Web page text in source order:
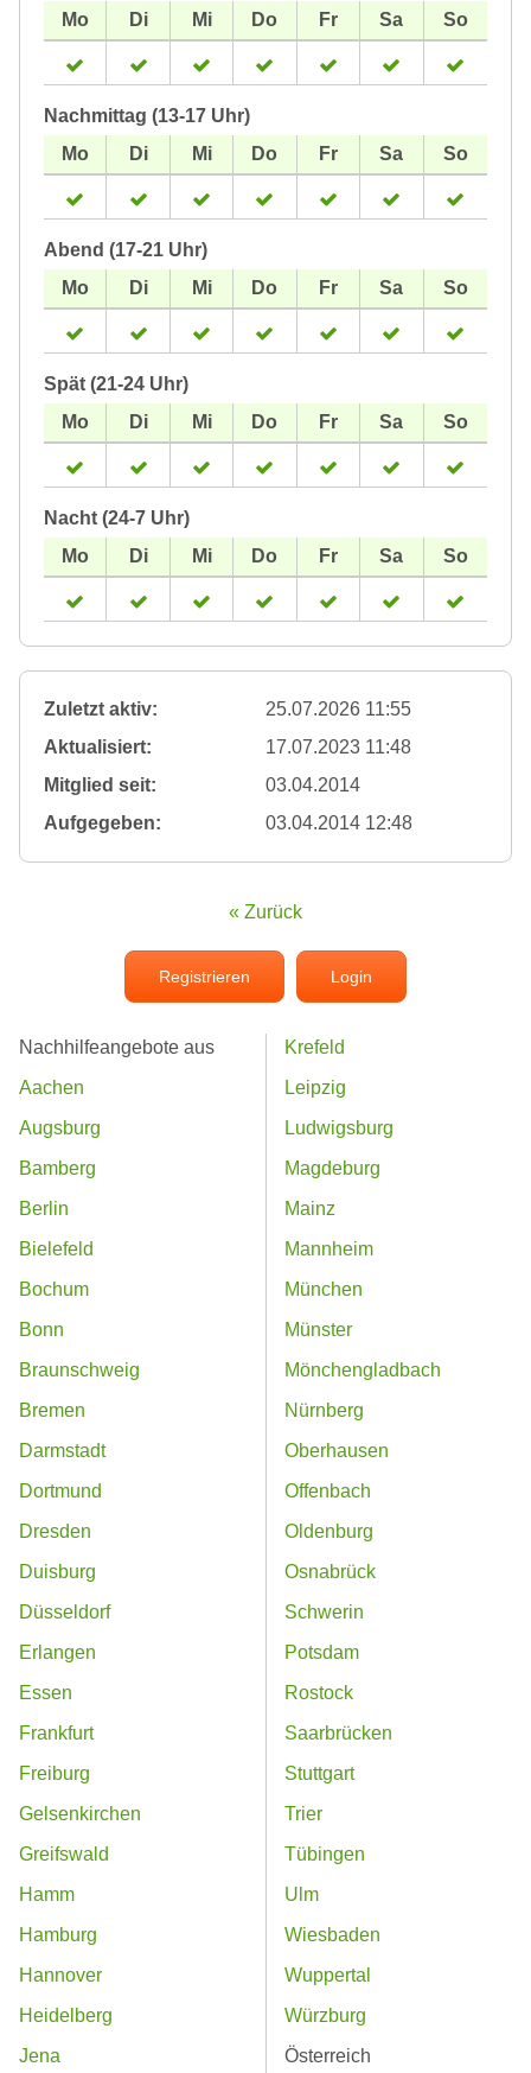
Nachmittag (13-17 Uhr)
Abend (17-21 Uhr)
Spät (21-24 Uhr)
Nacht (24-7 Uhr)
Zuletzt aktiv:
25.07.2026 11:55
Aktualisiert:
17.07.2023 11:48
Mitglied seit:
03.04.2014
Aufgegeben:
03.04.2014 12:48
« Zurück
Registrieren Login
Nachhilfeangebote aus
Aachen
Augsburg
Bamberg
Berlin
Bielefeld
Bochum
Bonn
Braunschweig
Bremen
Darmstadt
Dortmund
Dresden
Duisburg
Düsseldorf
Erlangen
Essen
Frankfurt
Freiburg
Gelsenkirchen
Greifswald
Hamm
Hamburg
Hannover
Heidelberg
Jena
Krefeld
Leipzig
Ludwigsburg
Magdeburg
Mainz
Mannheim
München
Münster
Mönchengladbach
Nürnberg
Oberhausen
Offenbach
Oldenburg
Osnabrück
Schwerin
Potsdam
Rostock
Saarbrücken
Stuttgart
Trier
Tübingen
Ulm
Wiesbaden
Wuppertal
Würzburg
Österreich